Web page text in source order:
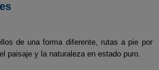
de una forma diferente, rutas a pie por
paisaje y la naturaleza en estado puro.